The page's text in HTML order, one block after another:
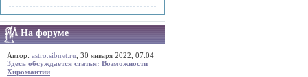
На форуме
Автор: astro.sibnet.ru , 30 января 2022, 07:04
Здесь обсуждается статья: Возможности
Хиромантии